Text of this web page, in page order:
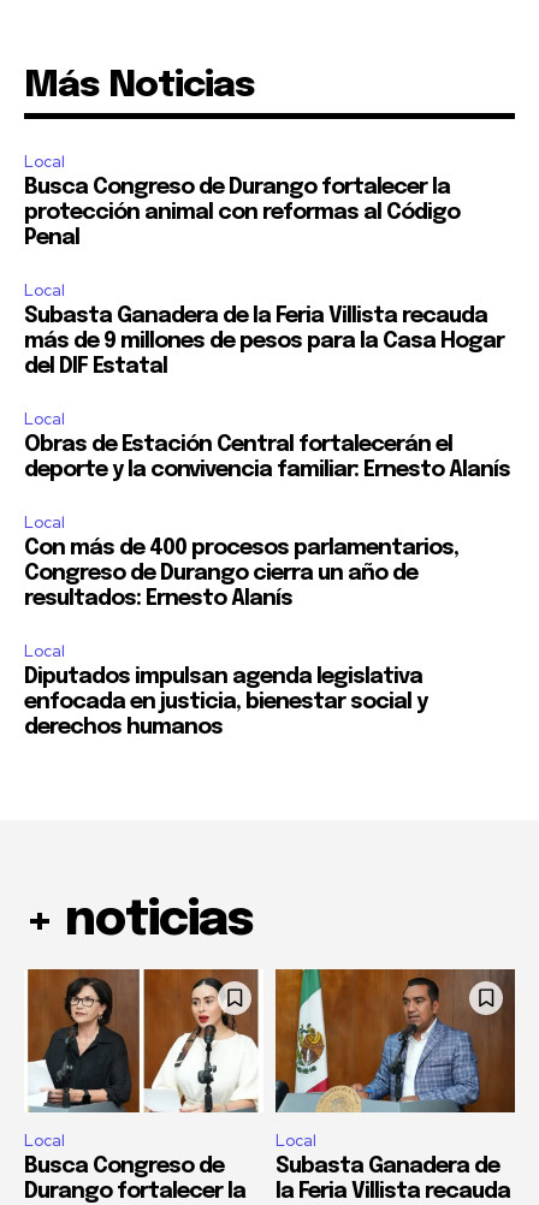
Más Noticias
Local
Busca Congreso de Durango fortalecer la
protección animal con reformas al Código
Penal
Local
Subasta Ganadera de la Feria Villista recauda
más de 9 millones de pesos para la Casa Hogar
del DIF Estatal
Local
Obras de Estación Central fortalecerán el
deporte y la convivencia familiar: Ernesto Alanís
Local
Con más de 400 procesos parlamentarios,
Congreso de Durango cierra un año de
resultados: Ernesto Alanís
Local
Diputados impulsan agenda legislativa
enfocada en justicia, bienestar social y
derechos humanos
+ noticias
Local
Busca Congreso de
Durango fortalecer la
Local
Subasta Ganadera de
la Feria Villista recauda